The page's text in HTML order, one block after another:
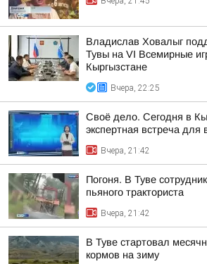
Владислав Ховалыг
Тувы на VI Всемирные
Кыргызстане
Вчера, 22:25
Своё дело. Сегодня в
экспертная встреча
Вчера, 21:42
Погоня. В Туве
пьяного тракториста
Вчера, 21:42
В Туве стартовал
кормов на зиму